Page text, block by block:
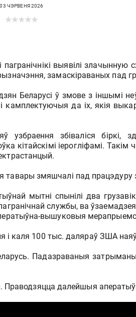
03 ЧЭРВЕНЯ 2026
пагранічнікі выявілі
замаскіраваных пад
Беларусі ў змове з іншымі
і камплектуючыя да іх, якія
узбраення збіваліся біркі,
кітайскімі іерогліфамі.
тавары змяшчалі пад працэдуру
мытні спынілі два
службы, ва
вышуковыя
і каля 100 тыс. даляраў ЗША
Падазраваныя
Праводзяцца далейшыя